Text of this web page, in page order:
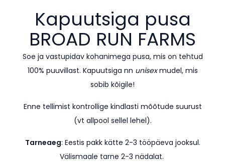
Kapuutsiga pusa
BROAD RUN FARMS
Soe ja vastupidav kohanimega pusa, mis on tehtud
100% puuvillast. Kapuutsiga nn unisexmudel, mis
sobib kõigile!
Enne tellimist kontrollige kindlasti mõõtude suurust
(vt allpool sellel lehel).
Tarneaeg: Eestis pakk kätte 2-3 tööpäeva jooksul.
Välismaale tarne 2-3 nädalat.